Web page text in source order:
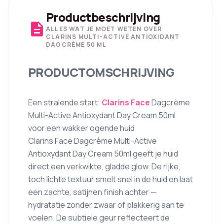
description
Productbeschrijving
ALLES WAT JE MOET WETEN OVER
CLARINS MULTI-ACTIVE ANTIOXIDANT
DAGCRÈME 50 ML
PRODUCTOMSCHRIJVING
Een stralende start: Clarins FaceDagcrème
Multi-Active Antioxydant Day Cream 50ml
voor een wakker ogende huid
Clarins Face Dagcrème Multi-Active
Antioxydant Day Cream 50ml geeft je huid
direct een verkwikte, gladde glow. De rijke,
toch lichte textuur smelt snel in de huid en laat
een zachte, satijnen finish achter —
hydratatie zonder zwaar of plakkerig aan te
voelen. De subtiele geur reflecteert de